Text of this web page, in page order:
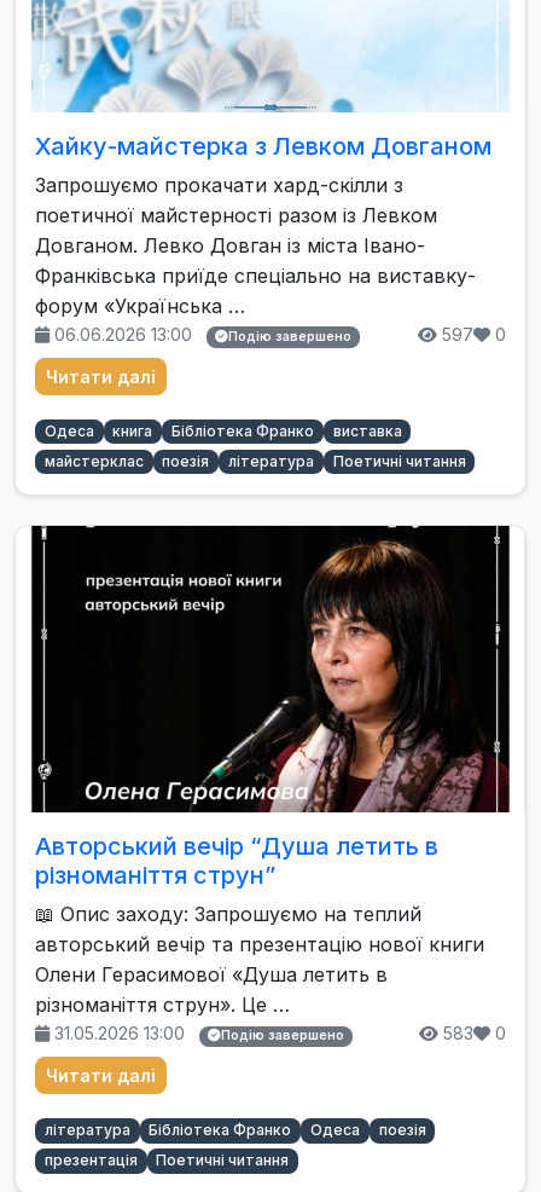
Хайку-майстерка з Левком Довганом
Запрошуємо прокачати хард-скілли з
поетичної майстерності разом із Левком
Довганом. Левко Довган із міста Івано-
Франківська приїде спеціально на виставку-
форум «Українська …
06.06.2026 13:00 Подію завершено 597 0
Читати далі
Одеса книга Бібліотека Франко
виставка
майстерклас
поезія література Поетичні читання
Авторський вечір “Душа летить в
різноманіття струн”
📖 Опис заходу: Запрошуємо на теплий
авторський вечір та презентацію нової книги
Олени Герасимової «Душа летить в
різноманіття струн». Це …
31.05.2026 13:00 Подію завершено 583 0
Читати далі
література Бібліотека Франко Одеса
поезія
презентація
Поетичні читання